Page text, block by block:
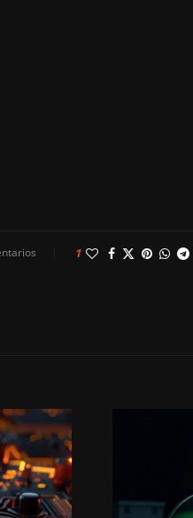
1